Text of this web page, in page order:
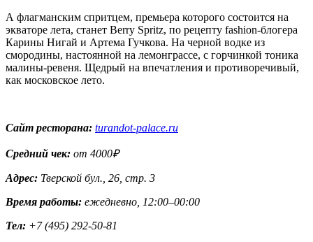
А флагманским спритцем, премьера которого состоится на
экваторе лета, станет Berry Spritz, по рецепту fashion-блогера
Карины Нигай и Артема Гучкова. На черной водке из
смородины, настоянной на лемонграссе, с горчинкой тоника
малины-ревеня. Щедрый на впечатления и противоречивый,
как московское лето.
Сайт ресторана: turandot-palace.ru
Средний чек: от 4000₽
Адрес: Тверской бул., 26, стр. 3
Время работы: ежедневно, 12:00–00:00
Тел: +7 (495) 292-50-81